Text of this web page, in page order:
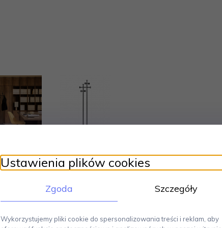
Ustawienia plików cookies
Zgoda Szczegóły
Wykorzystujemy pliki cookie do spersonalizowania treści i reklam, aby